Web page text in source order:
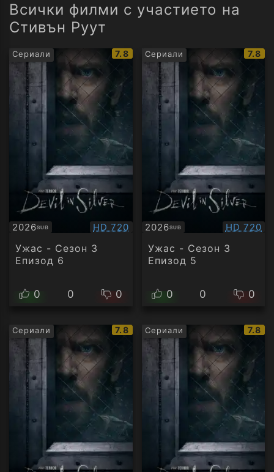
Всички филми с участието на
Стивън Руут
Сериали
IMDb
рейтинг:
7.8
2026SUB
Субтитри Качество:
HD 720
Ужас - Сезон 3
Епизод 6
0 0 0
Сериали
IMDb
7.8
2026SUB
Субтитри HD 720
Ужас - Сезон 3
Епизод 5
0 0 0
Сериали
IMDb
рейтинг:
7.8 Сериали
IMDb
7.8